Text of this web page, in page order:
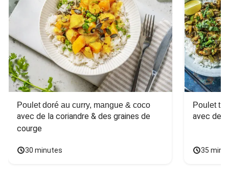
Poulet doré au curry, mangue & coco
avec de la coriandre & des graines de
courge
30 minutes
Poulet
avec des
35